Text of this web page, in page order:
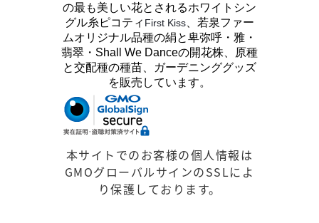
の最も美しい花とされるホワイトシン
グル糸ピコティ First Kiss、若泉ファー
ムオリジナル品種の絹と卑弥呼・雅・
翡翠・Shall We Danceの開花株、原種
と交配種の種苗、ガーデニンググッズ
を販売しています。
本サイトでのお客様の個人情報は
GMOグローバルサインのSSLによ
り保護しております。